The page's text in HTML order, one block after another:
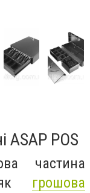
ASAP POS
частина
як грошова